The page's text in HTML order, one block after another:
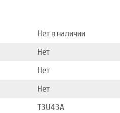
Нет в наличии
Нет
Нет
Нет
T3U43A